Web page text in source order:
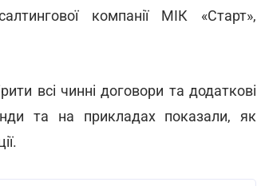
компанії МІК «Старт»,
всі чинні договори та додаткові
та на прикладах показали,
як